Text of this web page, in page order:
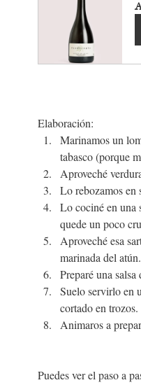
Elaboración:
Marinamos un
tabasco (porque
Aproveché
Lo rebozamos en
Lo cociné en una
quede un poco
Aproveché esa
marinada del atún.
Preparé una salsa
Suelo servirlo en
cortado en trozos.
Animaros a
Puedes ver el paso a